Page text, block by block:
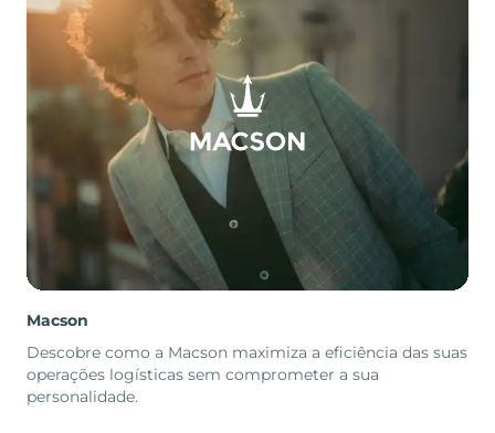
Macson
Descobre como a Macson maximiza a eficiência das suas
operações logísticas sem comprometer a sua
personalidade.